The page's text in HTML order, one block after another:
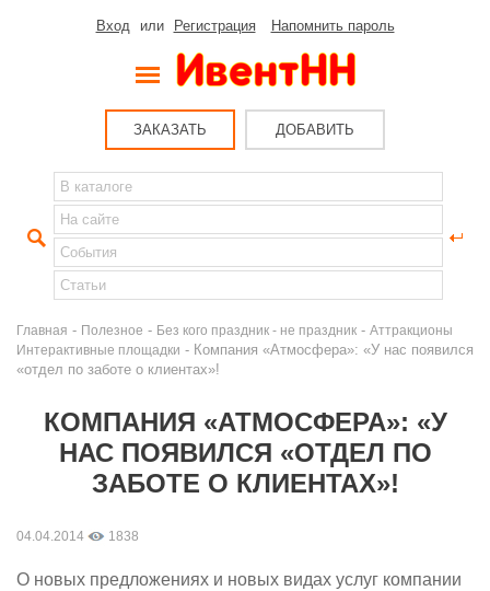
Вход или Регистрация Напомнить пароль
ЗАКАЗАТЬ ДОБАВИТЬ
Главная - Полезное - Без кого праздник - не праздник - Аттракционы
Интерактивные площадки - Компания «Атмосфера»: «У нас появился
«отдел по заботе о клиентах»!
КОМПАНИЯ «АТМОСФЕРА»: «У
НАС ПОЯВИЛСЯ «ОТДЕЛ ПО
ЗАБОТЕ О КЛИЕНТАХ»!
04.04.2014 1838
О новых предложениях и новых видах услуг компании